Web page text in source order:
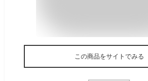
この商品をサイトでみる